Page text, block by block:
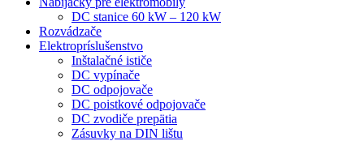
DC stanice 60 kW – 120 kW
Rozvádzače
Elektropríslušenstvo
Inštalačné ističe
DC vypínače
DC odpojovače
DC poistkové odpojovače
DC zvodiče prepätia
Zásuvky na DIN lištu